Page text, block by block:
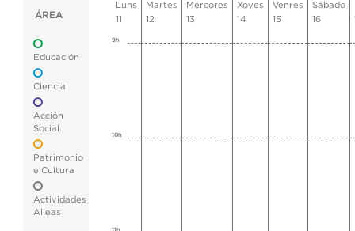
ÁREA
Educación
Ciencia
Acción
Social
Patrimonio
e Cultura
Actividades
Alleas
Luns
11
Martes
12
Mércores
13
Xoves
14
Venres
15
Sábado
16
9h
10h